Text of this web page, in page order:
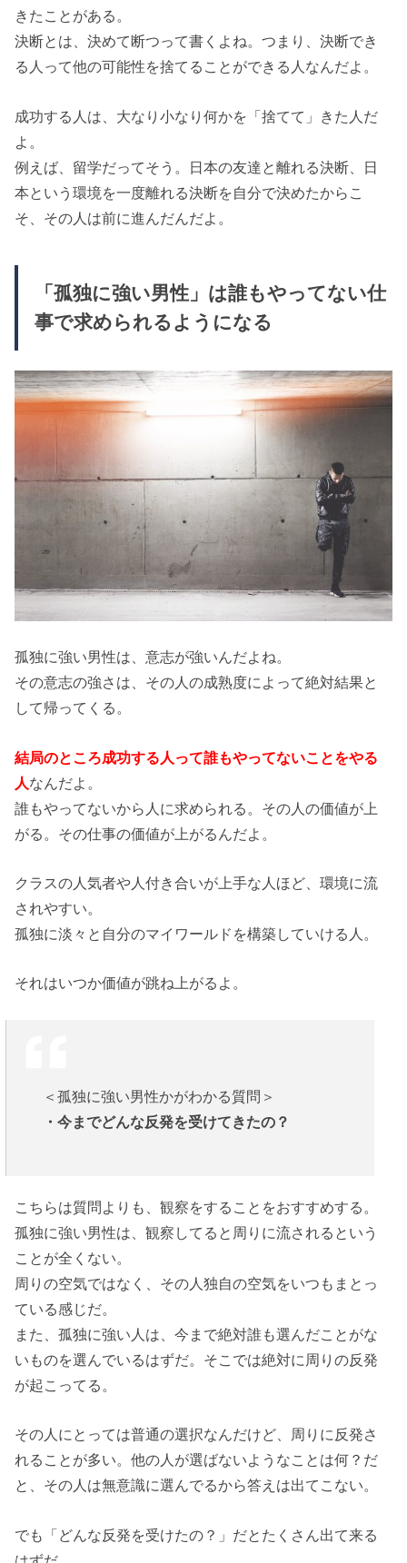
きたことがある。
決断とは、決めて断つって書くよね。つまり、決断でき
る人って他の可能性を捨てることができる人なんだよ。
成功する人は、大なり小なり何かを「捨てて」きた人だ
よ。
例えば、留学だってそう。日本の友達と離れる決断、日
本という環境を一度離れる決断を自分で決めたからこ
そ、その人は前に進んだんだよ。
「孤独に強い男性」は誰もやってない仕
事で求められるようになる
孤独に強い男性は、意志が強いんだよね。
その意志の強さは、その人の成熟度によって絶対結果と
して帰ってくる。
結局のところ成功する人って誰もやってないことをやる
人 なんだよ。
誰もやってないから人に求められる。その人の価値が上
がる。その仕事の価値が上がるんだよ。
クラスの人気者や人付き合いが上手な人ほど、環境に流
されやすい。
孤独に淡々と自分のマイワールドを構築していける人。
それはいつか価値が跳ね上がるよ。
＜孤独に強い男性かがわかる質問＞
・今までどんな反発を受けてきたの？
こちらは質問よりも、観察をすることをおすすめする。
孤独に強い男性は、観察してると周りに流されるという
ことが全くない。
周りの空気ではなく、その人独自の空気をいつもまとっ
ている感じだ。
また、孤独に強い人は、今まで絶対誰も選んだことがな
いものを選んでいるはずだ。そこでは絶対に周りの反発
が起こってる。
その人にとっては普通の選択なんだけど、周りに反発さ
れることが多い。他の人が選ばないようなことは何？だ
と、その人は無意識に選んでるから答えは出てこない。
でも「どんな反発を受けたの？」だとたくさん出て来る